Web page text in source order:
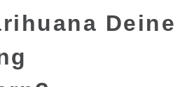
Deine